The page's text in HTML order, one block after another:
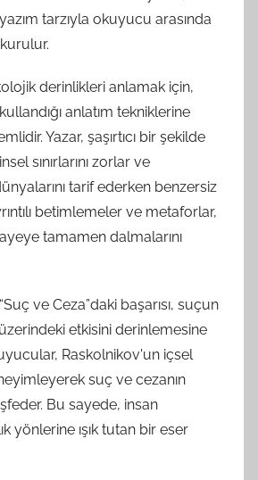
tarzıyla okuyucu arasında
derinlikleri anlamak için,
anlatım tekniklerine
Yazar, şaşırtıcı bir şekilde
sınırlarını zorlar ve
tarif ederken benzersiz
betimlemeler ve metaforlar,
tamamen dalmalarını
ve Ceza”daki başarısı, suçun
etkisini derinlemesine
Raskolnikov'un içsel
suç ve cezanın
Bu sayede, insan
yönlerine ışık tutan bir eser